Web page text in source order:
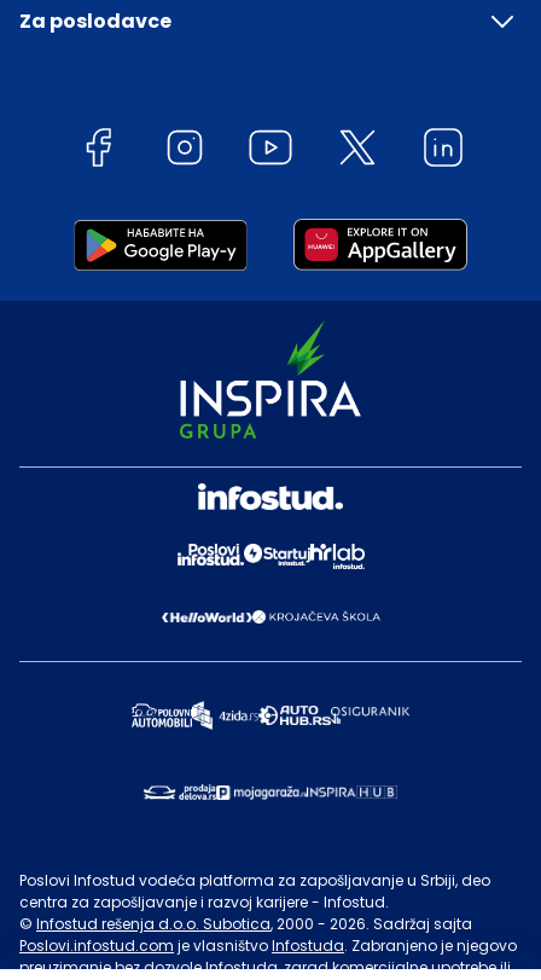
Za poslodavce
Poslovi Infostud vodeća platforma za zapošljavanje u Srbiji, deo
centra za zapošljavanje i razvoj karijere - Infostud.
© Infostud rešenja d.o.o. Subotica, 2000 - 2026. Sadržaj sajta
Poslovi.infostud.com je vlasništvoInfostuda. Zabranjeno je njegovo
preuzimanje bez dozvoleInfostuda, zarad komercijalne upotrebe ili